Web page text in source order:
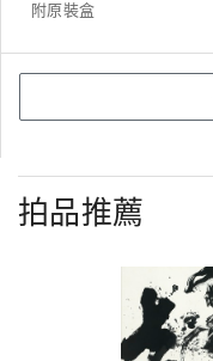
附原裝盒
拍品推薦